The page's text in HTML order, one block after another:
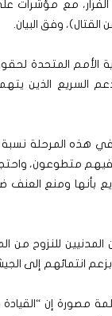
مع مؤشرات
وفق البيان.
المتحدة لحقوق
السريع الذين
المرحلة نسبة
فيهم متطوعون،
ومنع العنف ضد
للنزوح من
بزعم انتمائهم إلى
مصورة إن